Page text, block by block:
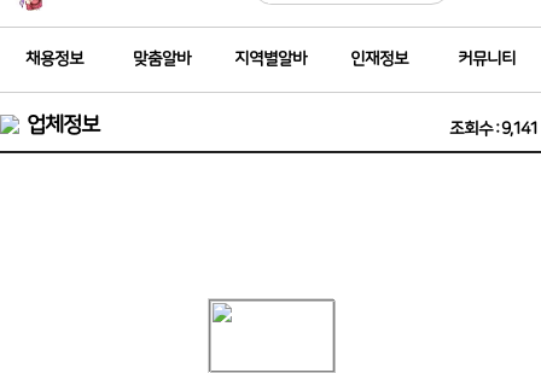
채용정보 맞춤알바 지역별알바 인재정보 커뮤니티
업체정보 조회수 : 9,141